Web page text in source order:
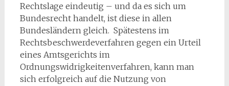
Rechtslage eindeutig – und da es sich um
Bundesrecht handelt, ist diese in allen
Bundesländern gleich. Spätestens im
Rechtsbeschwerdeverfahren gegen ein Urteil
eines Amtsgerichts im
Ordnungswidrigkeitenverfahren, kann man
sich erfolgreich auf die Nutzung von